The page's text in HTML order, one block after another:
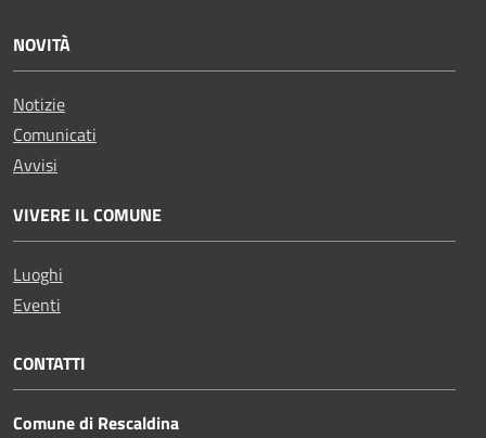
NOVITÀ
Notizie
Comunicati
Avvisi
VIVERE IL COMUNE
Luoghi
Eventi
CONTATTI
Comune di Rescaldina